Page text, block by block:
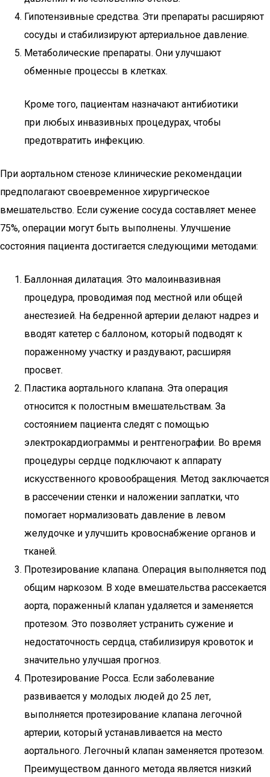
Гипотензивные средства. Эти препараты расширяют
сосуды и стабилизируют артериальное давление.
Метаболические препараты. Они улучшают
обменные процессы в клетках.
Кроме того, пациентам назначают антибиотики
при любых инвазивных процедурах, чтобы
предотвратить инфекцию.
При аортальном стенозе клинические рекомендации
предполагают своевременное хирургическое
вмешательство. Если сужение сосуда составляет менее
75%, операции могут быть выполнены. Улучшение
состояния пациента достигается следующими методами:
Баллонная дилатация. Это малоинвазивная
процедура, проводимая под местной или общей
анестезией. На бедренной артерии делают надрез и
вводят катетер с баллоном, который подводят к
пораженному участку и раздувают, расширяя
просвет.
Пластика аортального клапана. Эта операция
относится к полостным вмешательствам. За
состоянием пациента следят с помощью
электрокардиограммы и рентгенографии. Во время
процедуры сердце подключают к аппарату
искусственного кровообращения. Метод заключается
в рассечении стенки и наложении заплатки, что
помогает нормализовать давление в левом
желудочке и улучшить кровоснабжение органов и
тканей.
Протезирование клапана. Операция выполняется под
общим наркозом. В ходе вмешательства рассекается
аорта, пораженный клапан удаляется и заменяется
протезом. Это позволяет устранить сужение и
недостаточность сердца, стабилизируя кровоток и
значительно улучшая прогноз.
Протезирование Росса. Если заболевание
развивается у молодых людей до 25 лет,
выполняется протезирование клапана легочной
артерии, который устанавливается на место
аортального. Легочный клапан заменяется протезом.
Преимуществом данного метода является низкий